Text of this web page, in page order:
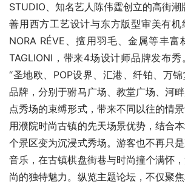
STUDIO、知名艺人陈伟霆创立的高街潮
善用西方工艺设计与东方版型审美有
NORA RÉVE、擅用羽毛、金属等丰
TAGLIONI，带来4场设计师品牌发布
“圣地欧、POP设界、汇港、纤铂、万
品牌，分别于驸马广场、教堂广场、河
点秀场的束缚形式，带来不同以往的情
用濮院时尚古镇的先天场景优势，结合
个景区变为沉浸式秀场。游客也不再只
音乐，在古镇棋盘街巷与时尚撞个满怀
尚的独特魅力。纵览主题论坛，不仅聚焦